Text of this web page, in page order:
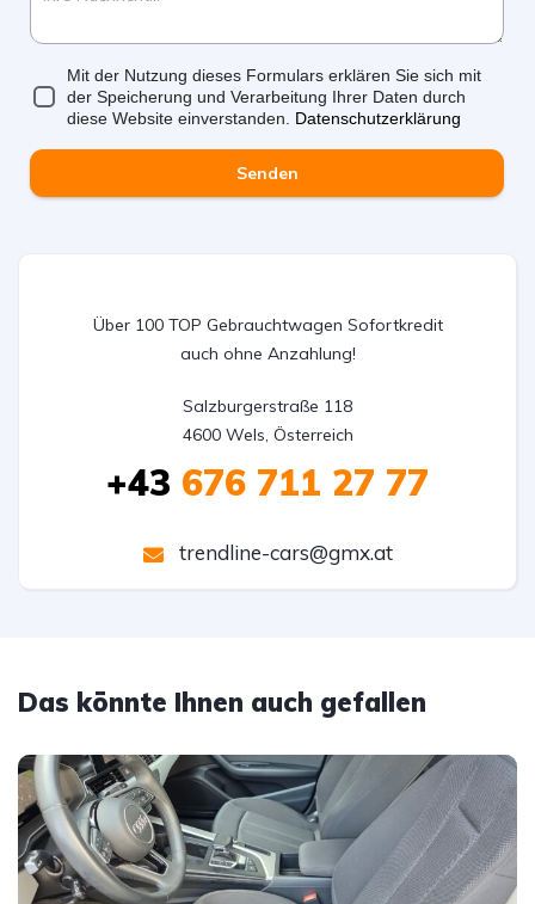
Mit der Nutzung dieses Formulars erklären Sie sich mit
der Speicherung und Verarbeitung Ihrer Daten durch
diese Website einverstanden. Datenschutzerklärung
Senden
Über 100 TOP Gebrauchtwagen Sofortkredit
auch ohne Anzahlung!
Salzburgerstraße 118
4600 Wels, Österreich
+43 676 711 27 77
trendline-cars@gmx.at
Das könnte Ihnen auch gefallen